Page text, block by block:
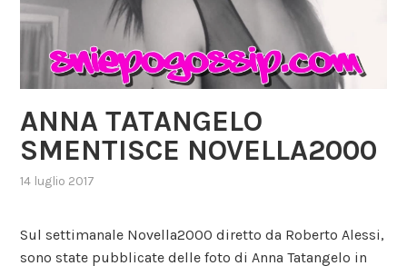
ANNA TATANGELO
SMENTISCE NOVELLA2000
14 luglio 2017
gossip,
musica
Sul settimanale Novella2000 diretto da Roberto Alessi,
sono state pubblicate delle foto di Anna Tatangelo in